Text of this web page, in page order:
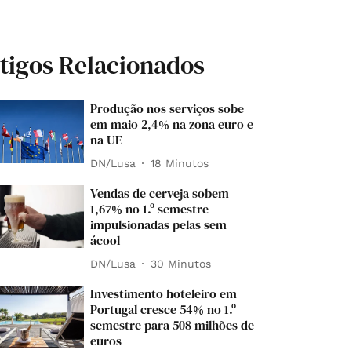
Relacionados
Produção nos serviços sobe
em maio 2,4% na zona euro e
na UE
DN/Lusa 18 Minutos
Vendas de cerveja sobem
1,67% no 1.º semestre
impulsionadas pelas sem
ácool
DN/Lusa 30 Minutos
Investimento hoteleiro em
Portugal cresce 54% no 1.º
semestre para 508 milhões de
euros